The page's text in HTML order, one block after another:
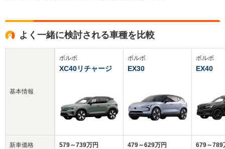
よく一緒に検討される車種を比較
基本情報
新車価格
ボルボ
XC40リチャージ
579～739万円
ボルボ
EX30
479～629万円
ボルボ
EX40
679～789